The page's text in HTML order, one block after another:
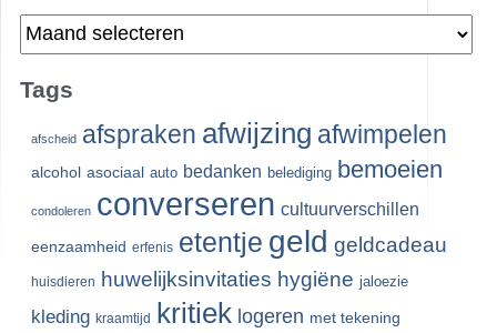
Archieven
Tags
afscheid afspraken afwijzing afwimpelen
alcohol asociaal auto bedanken belediging bemoeien
condoleren converseren cultuurverschillen
eenzaamheid erfenis etentje geld geldcadeau
huisdieren huwelijksinvitaties hygiëne jaloezie
kleding kraamtijd kritiek logeren met tekening